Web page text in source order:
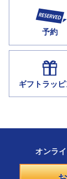
予約
ギフトラッ
オンラ